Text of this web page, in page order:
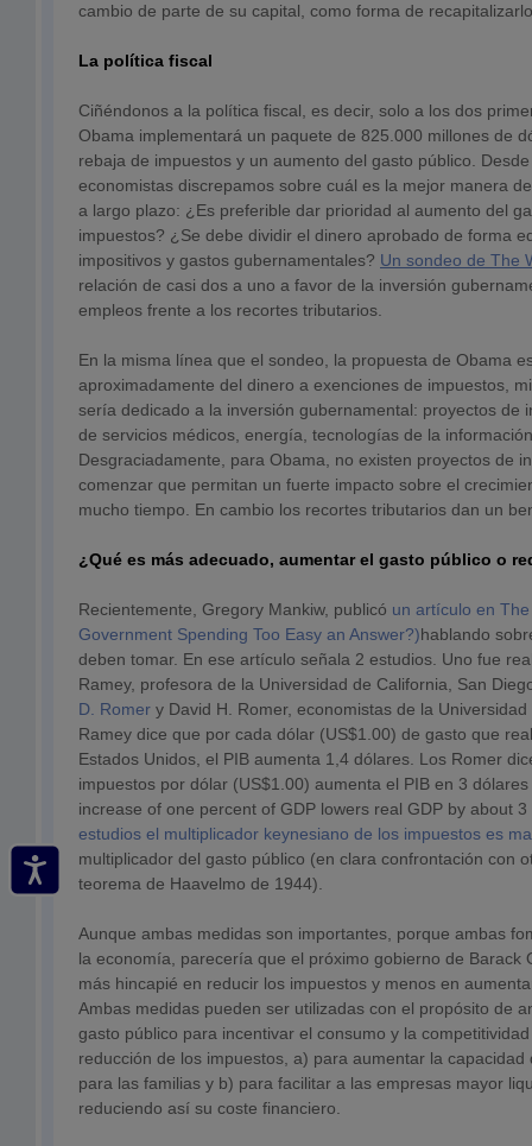
cambio de parte de su capital, como forma de
La política fiscal
Ciñéndonos a la política fiscal, es decir, solo a los dos
Obama implementará un paquete de 825.000 millones de
rebaja de impuestos y un aumento del gasto público.
economistas discrepamos sobre cuál es la mejor manera
a largo plazo: ¿Es preferible dar prioridad al aumento del
impuestos? ¿Se debe dividir el dinero aprobado de forma
impositivos y gastos gubernamentales? Un sondeo de The
relación de casi dos a uno a favor de la inversión
empleos frente a los recortes tributarios.
En la misma línea que el sondeo, la propuesta de Obama
aproximadamente del dinero a exenciones de impuestos,
sería dedicado a la inversión gubernamental: proyectos de
de servicios médicos, energía, tecnologías de la
Desgraciadamente, para Obama, no existen proyectos de
comenzar que permitan un fuerte impacto sobre el
mucho tiempo. En cambio los recortes tributarios dan un
¿Qué es más adecuado, aumentar el gasto público o
Recientemente, Gregory Mankiw, publicó un artículo en
Government Spending Too Easy an Answer?)hablando
deben tomar. En ese artículo señala 2 estudios. Uno fue
Ramey, profesora de la Universidad de California, San
D. Romer y David H. Romer, economistas de la
Ramey dice que por cada dólar (US$1.00) de gasto que
Estados Unidos, el PIB aumenta 1,4 dólares. Los Romer
impuestos por dólar (US$1.00) aumenta el PIB en 3
increase of one percent of GDP lowers real GDP by about
estudios el multiplicador keynesiano de los impuestos es
multiplicador del gasto público (en clara confrontación con
teorema de Haavelmo de 1944).
Aunque ambas medidas son importantes, porque ambas
la economía, parecería que el próximo gobierno de Barack
más hincapié en reducir los impuestos y menos en
Ambas medidas pueden ser utilizadas con el propósito de
gasto público para incentivar el consumo y la
reducción de los impuestos, a) para aumentar la
para las familias y b) para facilitar a las empresas mayor
reduciendo así su coste financiero.